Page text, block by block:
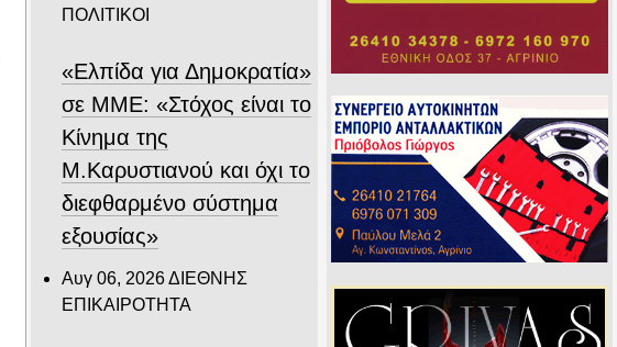
ΠΟΛΙΤΙΚΟΙ
«Ελπίδα για Δημοκρατία»
σε ΜΜΕ: «Στόχος είναι το
Κίνημα της
Μ.Καρυστιανού και όχι το
διεφθαρμένο σύστημα
εξουσίας»
Αυγ 06, 2026ΔΙΕΘΝΗΣ
ΕΠΙΚΑΙΡΟΤΗΤΑ